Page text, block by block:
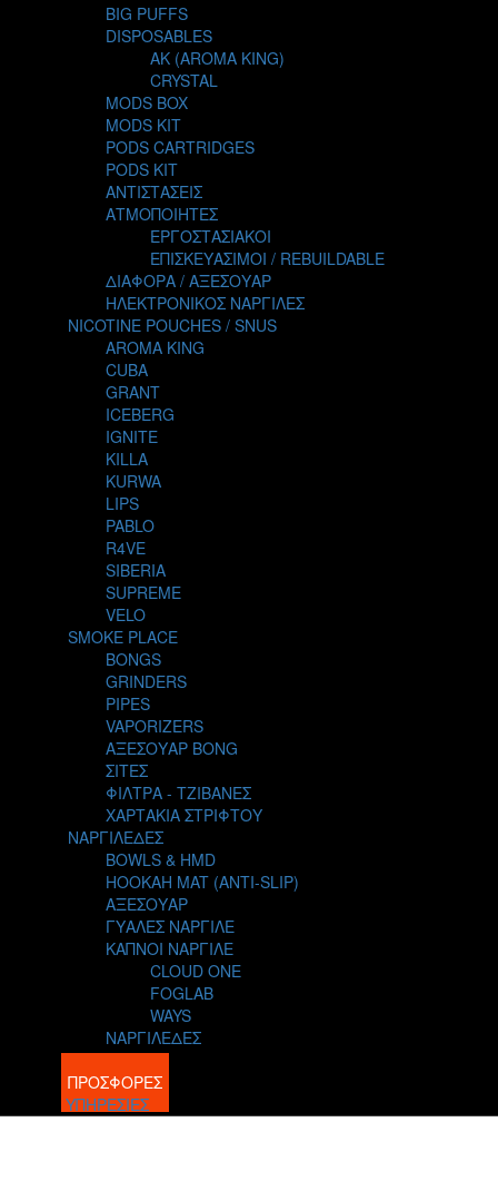
NUBO
OMERTA LIQUIDS
OPMH PROJECT
S-ELF JUICE
SADBOY
SCANDAL
SECRET FOREST
STEAM CITY LIQUIDS
STEAM TRAIN
STEAMPUNK
TALES
TATTOO
THE ALCHEMIST
THE SMOKER'S CLUB
TIKI MAHU
TWIST
VGOD
WILD ZOO
YETI
BIG PUFFS
DISPOSABLES
AK (AROMA KING)
CRYSTAL
MODS BOX
MODS KIT
PODS CARTRIDGES
PODS KIT
ΑΝΤΙΣΤΑΣΕΙΣ
ΑΤΜΟΠΟΙΗΤΕΣ
ΕΡΓΟΣΤΑΣΙΑΚΟΙ
ΕΠΙΣΚΕΥΑΣΙΜΟΙ / REBUILDABLE
ΔΙΑΦΟΡΑ / ΑΞΕΣΟΥΑΡ
ΗΛΕΚΤΡΟΝΙΚΟΣ ΝΑΡΓΙΛΕΣ
NICOTINE POUCHES / SNUS
AROMA KING
CUBA
GRANT
ICEBERG
IGNITE
KILLA
KURWA
LIPS
PABLO
R4VE
SIBERIA
SUPREME
VELO
SMOKE PLACE
BONGS
GRINDERS
PIPES
VAPORIZERS
ΑΞΕΣΟΥΑΡ BONG
ΣΙΤΕΣ
ΦΙΛΤΡΑ - ΤΖΙΒΑΝΕΣ
ΧΑΡΤΑΚΙΑ ΣΤΡΙΦΤΟΥ
ΝΑΡΓΙΛΕΔΕΣ
BOWLS & HMD
HOOKAH MAT (ANTI-SLIP)
ΑΞΕΣΟΥΑΡ
ΓΥΑΛΕΣ ΝΑΡΓΙΛΕ
ΚΑΠΝΟΙ ΝΑΡΓΙΛΕ
CLOUD ONE
FOGLAB
WAYS
ΝΑΡΓΙΛΕΔΕΣ
BLOG
ΠΡΟΣΦΟΡΕΣ
ΥΠΗΡΕΣΙΕΣ